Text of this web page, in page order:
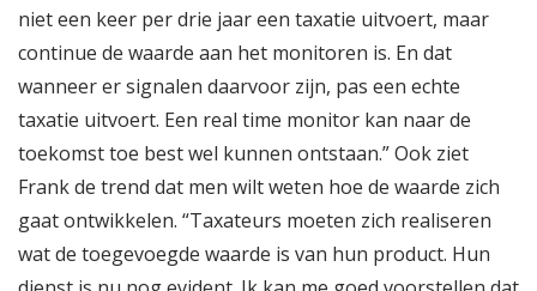
niet een keer per drie jaar een taxatie uitvoert, maar
continue de waarde aan het monitoren is. En dat
wanneer er signalen daarvoor zijn, pas een echte
taxatie uitvoert. Een real time monitor kan naar de
toekomst toe best wel kunnen ontstaan.” Ook ziet
Frank de trend dat men wilt weten hoe de waarde zich
gaat ontwikkelen. “Taxateurs moeten zich realiseren
wat de toegevoegde waarde is van hun product. Hun